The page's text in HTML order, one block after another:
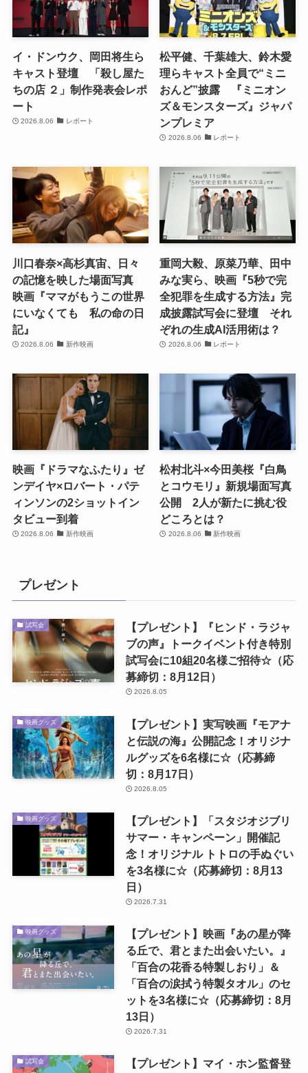
イ・ドンウク、岡田将生ら
キャスト登壇 「殺し屋た
ちの店 ２」制作発表会レポ
ート
2026.8.06 レポート
松平健、千葉雄大、鈴木愛
理らキャスト全員で“ミニ
おんど”披露 『ミニオン
ズ＆モンスターズ』ジャパ
ンプレミア
2026.8.06 レポート
川口春奈×高杉真宙、日々
の記憶を映した場面写真
映画『ママがもうこの世界
にいなくても 私の命の日
記』
2026.8.06 新作映画
重岡大毅、原菜乃華、田中
みな実ら、映画『5秒で完
全犯罪を生成する方法』完
成披露試写会に登壇 それ
ぞれの生成AI活用術は？
2026.8.06 レポート
映画『ドラマなふたり』ゼ
ンデイヤ×ロバート・パテ
ィンソンの2ショットイン
タビュー到着
2026.8.06 新作映画
松村北斗×今田美桜『白鳥
とコウモリ』新規場面写真
公開 2人が新たに挑む役
どころとは？
2026.8.06 新作映画
プレゼント
試写会
【プレゼント】『ヒンド・ラジャ
ブの声』トークイベント付き特別
試写会に10組20名様ご招待☆（応
募締切：8月12日）
2026.8.05
映画グッズ
【プレゼント】実写映画『モアナ
と伝説の海』公開記念！オリジナ
ルグッズを6名様に☆（応募締
切：8月17日）
2026.8.05
映画グッズ
【プレゼント】「スタジオジブリ
サマー・キャンペーン」開催記
念！オリジナル トトロの手ぬぐい
を3名様に☆（応募締切：8月13
日）
2026.7.31
映画グッズ
【プレゼント】映画『あの星が降
る丘で、君とまた出会いたい。』
「百合の花香る特製しおり」＆
「百合の涙拭う特製タオル」のセ
ットを3名様に☆（応募締切：8月
13日）
2026.7.31
試写会 【プレゼント】マイ・ホン監督登